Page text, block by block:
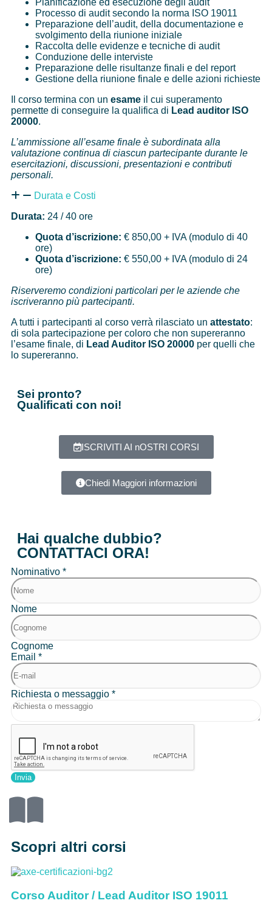
Processo di audit secondo la norma ISO 19011
Preparazione dell’audit, della documentazione e
svolgimento della riunione iniziale
Raccolta delle evidenze e tecniche di audit
Conduzione delle interviste
Preparazione delle risultanze finali e del report
Gestione della riunione finale e delle azioni richieste
Il corso termina con un esame il cui superamento
permette di conseguire la qualifica di Lead auditor ISO
20000.
L’ammissione all’esame finale è subordinata alla
valutazione continua di ciascun partecipante durante le
esercitazioni, discussioni, presentazioni e contributi
personali.
Durata e Costi
Durata: 24 / 40 ore
Quota d’iscrizione: € 850,00 + IVA (modulo di 40
ore)
Quota d’iscrizione: € 550,00 + IVA (modulo di 24
ore)
Riserveremo condizioni particolari per le aziende che
iscriveranno più partecipanti.
A tutti i partecipanti al corso verrà rilasciato un attestato:
di sola partecipazione per coloro che non supereranno
l’esame finale, di Lead Auditor ISO 20000 per quelli che
lo supereranno.
Sei pronto?
Qualificati con noi!
ISCRIVITI AI nOSTRI CORSI
Chiedi Maggiori informazioni
Hai qualche dubbio?
CONTATTACI ORA!
Nominativo *
Nome
Cognome
Email *
Richiesta o messaggio *
Invia
Scopri altri corsi
Corso Auditor / Lead Auditor ISO 19011